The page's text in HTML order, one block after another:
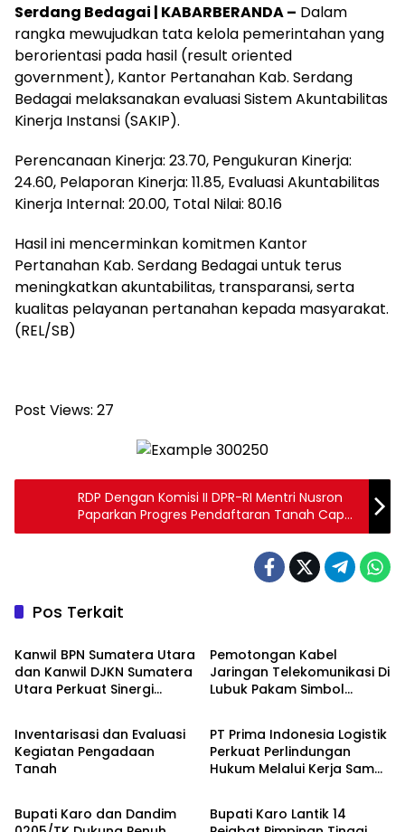
Serdang Bedagai | KABARBERANDA – Dalam
rangka mewujudkan tata kelola pemerintahan yang
berorientasi pada hasil (result oriented
government), Kantor Pertanahan Kab. Serdang
Bedagai melaksanakan evaluasi Sistem Akuntabilitas
Kinerja Instansi (SAKIP).
Perencanaan Kinerja: 23.70, Pengukuran Kinerja:
24.60, Pelaporan Kinerja: 11.85, Evaluasi Akuntabilitas
Kinerja Internal: 20.00, Total Nilai: 80.16
Hasil ini mencerminkan komitmen Kantor
Pertanahan Kab. Serdang Bedagai untuk terus
meningkatkan akuntabilitas, transparansi, serta
kualitas pelayanan pertanahan kepada masyarakat.
(REL/SB)
Post Views: 27
RDP Dengan Komisi II DPR-RI Mentri Nusron
Paparkan Progres Pendaftaran Tanah Capai
98 %
Pos Terkait
Daerah
Kanwil BPN Sumatera Utara
dan Kanwil DJKN Sumatera
Utara Perkuat Sinergi
Pemotongan Kabel
Jaringan Telekomunikasi Di
Lubuk Pakam Simbol
Daerah
Inventarisasi dan Evaluasi
Kegiatan Pengadaan
Tanah
Daerah
PT Prima Indonesia Logistik
Perkuat Perlindungan
Hukum Melalui Kerja Sama
Daerah
Bupati Karo dan Dandim
Daerah
Bupati Karo Lantik 14